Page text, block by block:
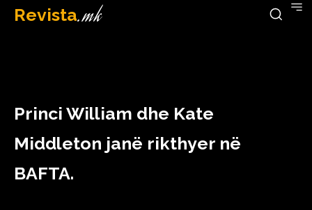
Revista.mk
February 20, 2023
Princi William dhe Kate
Middleton janë rikthyer në
BAFTA.